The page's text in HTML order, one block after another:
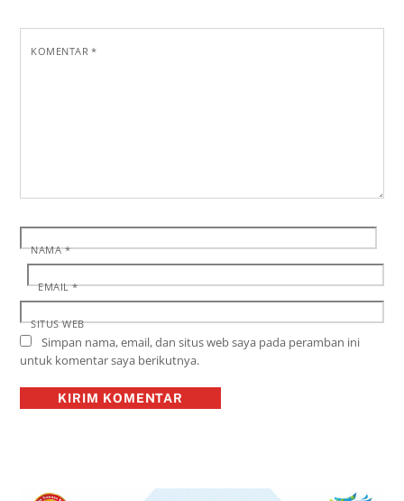
KOMENTAR*
NAMA*
EMAIL*
SITUS WEB
Simpan nama, email, dan situs web saya pada peramban ini
untuk komentar saya berikutnya.